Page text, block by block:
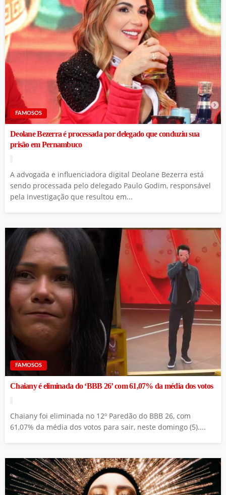
FAMOSOS
Deolane Bezerra é processada por delegado que conduziu sua
prisão em Pernambuco
A advogada e influenciadora digital Deolane Bezerra está
sendo processada pelo delegado Paulo Godim, responsável
pela investigação que resultou em...
FAMOSOS
Chaiany é eliminada do ‘BBB 26’ com 61,07% da média dos votos
Chaiany foi eliminada no 12º Paredão do BBB 26, com
61,07% da média dos votos para sair, neste domingo (5)....